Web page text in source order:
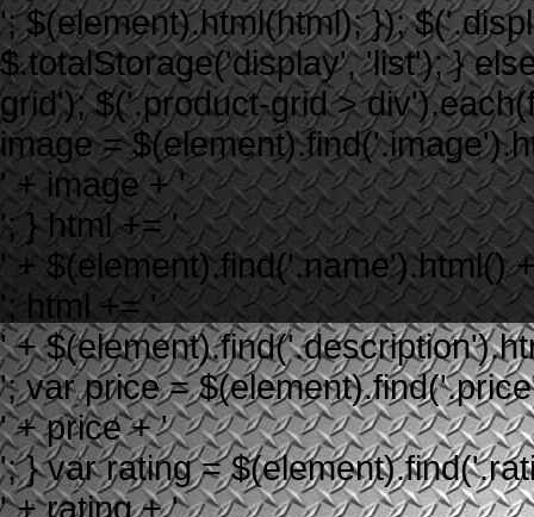
'; $(element).html(html); });
$.totalStorage('display', 'list'); }
grid'); $('.product-grid >
image =
' + image + '
'; } html += '
' + $(element).find('.name').html()
'; html += '
' +
'; var price =
' + price + '
'; } var rating =
' + rating + '